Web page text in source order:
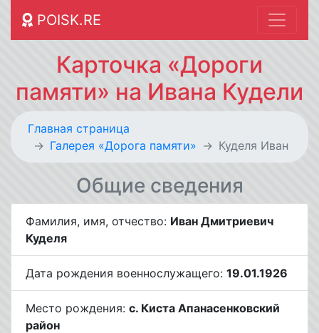
POISK.RE
Карточка «Дороги
памяти» на Ивана Кудели
Главная страница
Галерея «Дорога памяти»
Куделя Иван
Общие сведения
Фамилия, имя, отчество: Иван Дмитриевич
Куделя
Дата рождения военнослужащего: 19.01.1926
Место рождения: с. Киста Апанасенковский
район